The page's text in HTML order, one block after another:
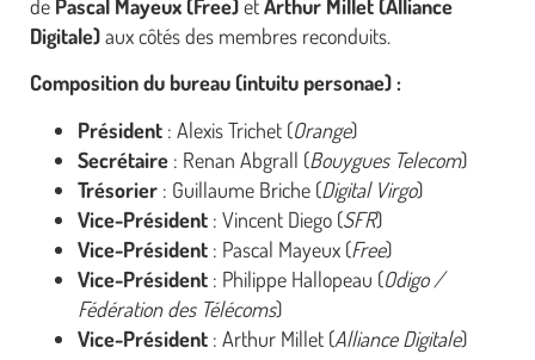
de Pascal Mayeux (Free)etArthur Millet (Alliance
Digitale)aux côtés des membres reconduits.
Composition du bureau (intuitu personae) :
Président : Alexis Trichet (Orange)
Secrétaire : Renan Abgrall (Bouygues Telecom)
Trésorier : Guillaume Briche (Digital Virgo)
Vice-Président : Vincent Diego (SFR)
Vice-Président : Pascal Mayeux (Free)
Vice-Président : Philippe Hallopeau (Odigo /
Fédération des Télécoms)
Vice-Président : Arthur Millet (Alliance Digitale)